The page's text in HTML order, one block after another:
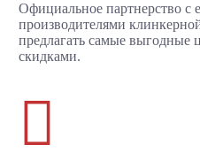
Официальное партнерство с
производителями
предлагать самые выгодные
скидками.
